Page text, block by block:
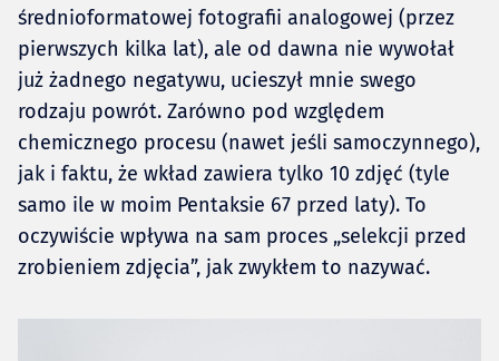
średnioformatowej fotografii analogowej (przez
pierwszych kilka lat), ale od dawna nie wywołał
już żadnego negatywu, ucieszył mnie swego
rodzaju powrót. Zarówno pod względem
chemicznego procesu (nawet jeśli samoczynnego),
jak i faktu, że wkład zawiera tylko 10 zdjęć (tyle
samo ile w moim Pentaksie 67 przed laty). To
oczywiście wpływa na sam proces „selekcji przed
zrobieniem zdjęcia”, jak zwykłem to nazywać.